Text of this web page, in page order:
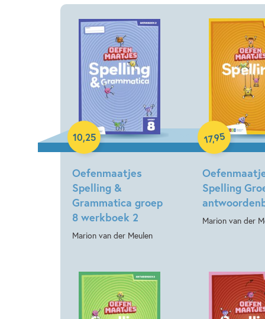
Oefenmaatjes
Spelling &
Grammatica groep
8 werkboek 2
Marion van der Meulen
10,25
Paperback
Spelling
Marion van der
17,95
Paperback